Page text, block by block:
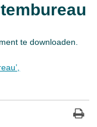
te downloaden.